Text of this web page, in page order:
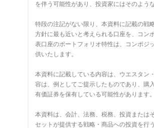
を伴う可能性があり、投資家にはそのよう
特段の注記がない限り、本資料に記載の戦
方針に最も近いと考えられる口座を、コン
表口座のポートフォリオ特性は、コンポジ
供いたします。
本資料に記載している内容は、ウエスタン
容は、例としてご提示したものであり、購
有価証券を保有している可能性があります。
本資料は、会計、法務、税務、投資または
セットが提供する戦略・商品への投資を行